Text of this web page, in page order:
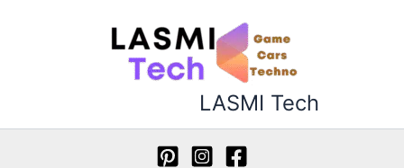
LASMI Tech